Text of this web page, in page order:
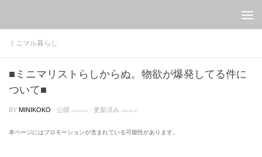
ミニマル暮らし
■ミニマリストらしからぬ。物欲が爆発してる件に
ついて■
BY MINIKOKO · 公開 2018-02-24 · 更新済み 2020-02-07
本ページにはプロモーションが含まれている可能性があります。